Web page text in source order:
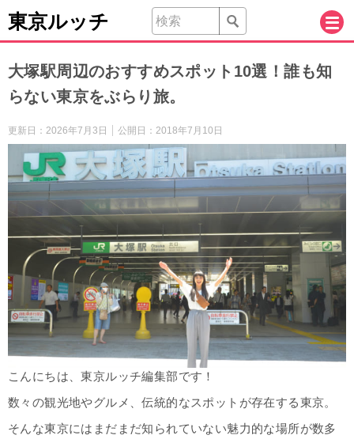
東京ルッチ
大塚駅周辺のおすすめスポット10選！誰も知
らない東京をぶらり旅。
更新日： 2026年7月3日 公開日： 2018年7月10日
こんにちは、東京ルッチ編集部です！
数々の観光地やグルメ、伝統的なスポットが存在する東京。
そんな東京にはまだまだ知られていない魅力的な場所が数多